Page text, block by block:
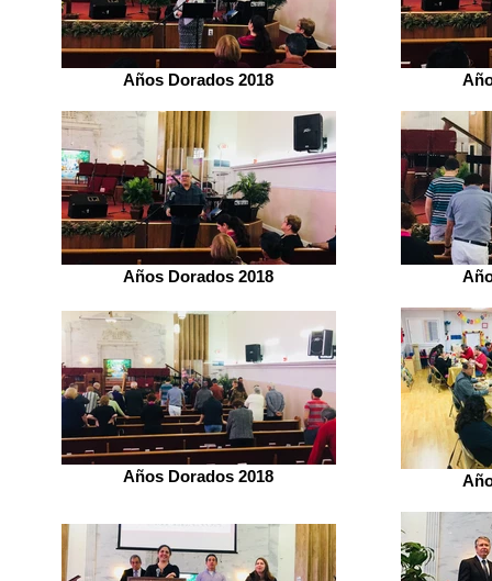
Años Dorados 2018
Años Dorados 2018
Años Dorados 2018